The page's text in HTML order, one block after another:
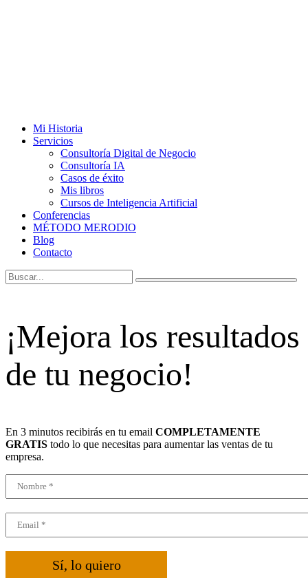
Mi Historia
Servicios
Consultoría Digital de Negocio
Consultoría IA
Casos de éxito
Mis libros
Cursos de Inteligencia Artificial
Conferencias
MÉTODO MERODIO
Blog
Contacto
¡Mejora los resultados
de tu negocio!
En 3 minutos recibirás en tu email COMPLETAMENTE
GRATIS todo lo que necesitas para aumentar las ventas de tu
empresa.
Sí, lo quiero